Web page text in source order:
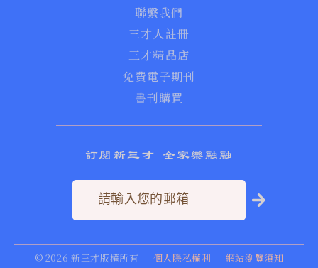
聯繫我們
三才人註冊
三才精品店
免費電子期刊
書刊購買
訂閱新三才 全家樂融融
© 2026 新三才版權所有 個人隱私權利 網站瀏覽須知